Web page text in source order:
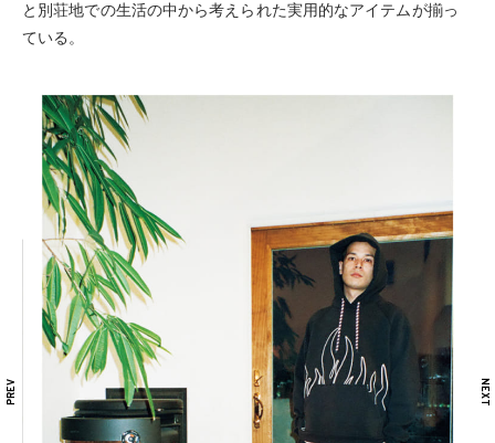
と別荘地での生活の中から考えられた実用的なアイテムが揃っ
ている。